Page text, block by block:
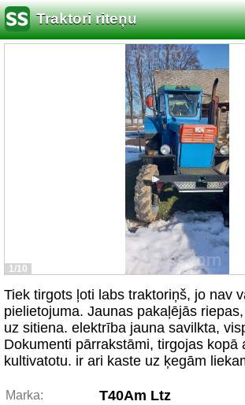
Traktori riteņu
1/10
Tiek tirgots ļoti labs traktoriņš, jo nav
pielietojuma. Jaunas pakaļējās
uz sitiena. elektrība jauna savilkta,
Dokumenti pārrakstāmi, tirgojas kopā
kultivatotu. ir ari kaste uz ķegām
Marka: T40Am Ltz